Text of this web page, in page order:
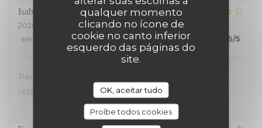
qualquer momento
clicando no ícone de
cookie no canto inferior
esquerdo das páginas do
site.
OK, aceitar tudo
Proíbe todos cookies
Isabelle
2026-07-20
- 19:30 - guests 2
service
ambience: 4/5 menu :4/5 quality_price 5/5
Personnel très accueillant, très bons plats, carte
restreinte